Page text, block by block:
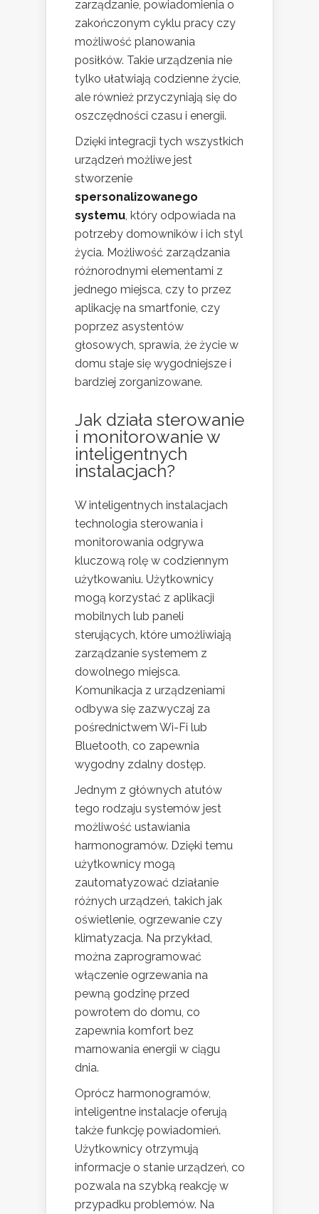
zarządzanie, powiadomienia o
zakończonym cyklu pracy czy
możliwość planowania
posiłków. Takie urządzenia nie
tylko ułatwiają codzienne życie,
ale również przyczyniają się do
oszczędności czasu i energii.
Dzięki integracji tych wszystkich
urządzeń możliwe jest
stworzenie
spersonalizowanego
systemu, który odpowiada na
potrzeby domowników i ich styl
życia. Możliwość zarządzania
różnorodnymi elementami z
jednego miejsca, czy to przez
aplikację na smartfonie, czy
poprzez asystentów
głosowych, sprawia, że życie w
domu staje się wygodniejsze i
bardziej zorganizowane.
Jak działa sterowanie
i monitorowanie w
inteligentnych
instalacjach?
W inteligentnych instalacjach
technologia sterowania i
monitorowania odgrywa
kluczową rolę w codziennym
użytkowaniu. Użytkownicy
mogą korzystać z aplikacji
mobilnych lub paneli
sterujących, które umożliwiają
zarządzanie systemem z
dowolnego miejsca.
Komunikacja z urządzeniami
odbywa się zazwyczaj za
pośrednictwem Wi-Fi lub
Bluetooth, co zapewnia
wygodny zdalny dostęp.
Jednym z głównych atutów
tego rodzaju systemów jest
możliwość ustawiania
harmonogramów. Dzięki temu
użytkownicy mogą
zautomatyzować działanie
różnych urządzeń, takich jak
oświetlenie, ogrzewanie czy
klimatyzacja. Na przykład,
można zaprogramować
włączenie ogrzewania na
pewną godzinę przed
powrotem do domu, co
zapewnia komfort bez
marnowania energii w ciągu
dnia.
Oprócz harmonogramów,
inteligentne instalacje oferują
także funkcję powiadomień.
Użytkownicy otrzymują
informacje o stanie urządzeń, co
pozwala na szybką reakcję w
przypadku problemów. Na